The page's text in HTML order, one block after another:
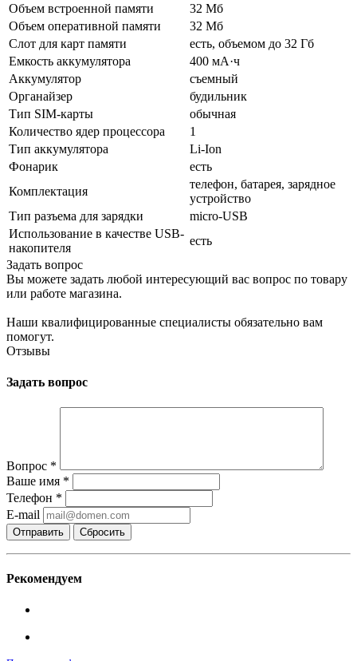
Объем встроенной памяти
32 Мб
Объем оперативной памяти
32 Мб
Слот для карт памяти
есть, объемом до 32 Гб
Емкость аккумулятора
400 мА·ч
Аккумулятор
съемный
Органайзер
будильник
Тип SIM-карты
обычная
Количество ядер процессора
1
Тип аккумулятора
Li-Ion
Фонарик
есть
Комплектация
телефон, батарея, зарядное
устройство
Тип разъема для зарядки
micro-USB
Использование в качестве USB-
накопителя
есть
Задать вопрос
Вы можете задать любой интересующий вас вопрос по товару
или работе магазина.
Наши квалифицированные специалисты обязательно вам
помогут.
Отзывы
Задать вопрос
Вопрос *
Ваше имя *
Телефон *
E-mail
Сбросить
Рекомендуем